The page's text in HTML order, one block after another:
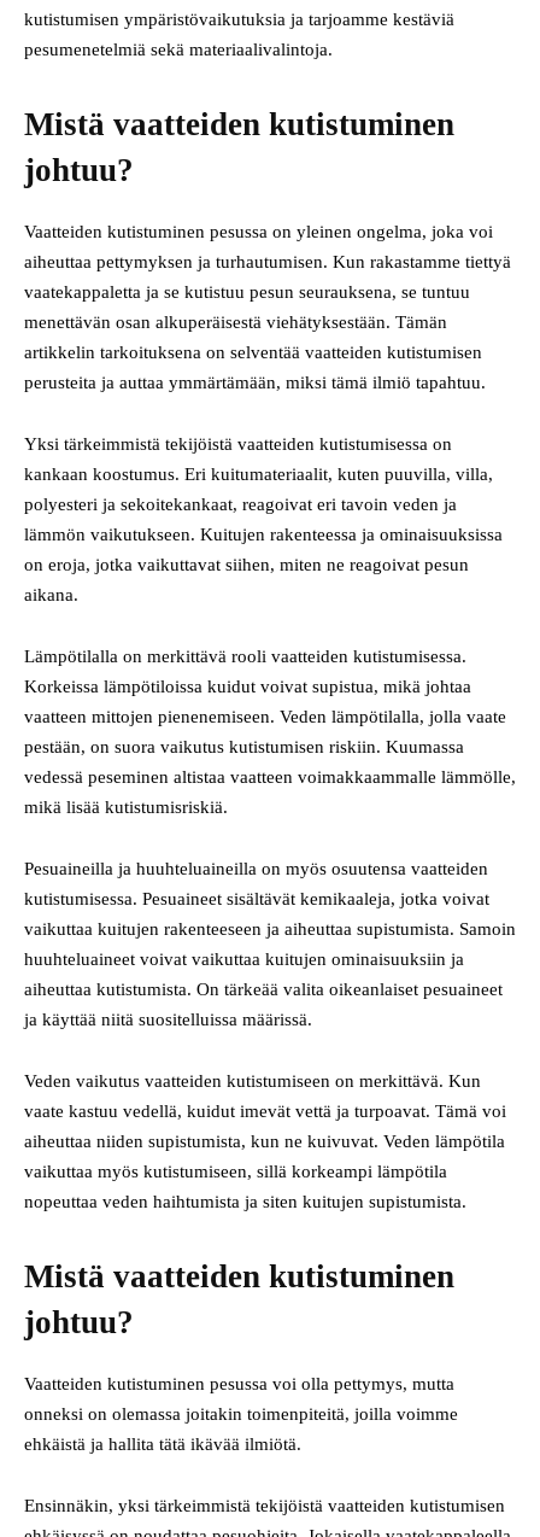
kutistumisen ympäristövaikutuksia ja tarjoamme kestäviä
pesumenetelmiä sekä materiaalivalintoja.
Mistä vaatteiden kutistuminen
johtuu?
Vaatteiden kutistuminen pesussa on yleinen ongelma, joka voi
aiheuttaa pettymyksen ja turhautumisen. Kun rakastamme tiettyä
vaatekappaletta ja se kutistuu pesun seurauksena, se tuntuu
menettävän osan alkuperäisestä viehätyksestään. Tämän
artikkelin tarkoituksena on selventää vaatteiden kutistumisen
perusteita ja auttaa ymmärtämään, miksi tämä ilmiö tapahtuu.
Yksi tärkeimmistä tekijöistä vaatteiden kutistumisessa on
kankaan koostumus. Eri kuitumateriaalit, kuten puuvilla, villa,
polyesteri ja sekoitekankaat, reagoivat eri tavoin veden ja
lämmön vaikutukseen. Kuitujen rakenteessa ja ominaisuuksissa
on eroja, jotka vaikuttavat siihen, miten ne reagoivat pesun
aikana.
Lämpötilalla on merkittävä rooli vaatteiden kutistumisessa.
Korkeissa lämpötiloissa kuidut voivat supistua, mikä johtaa
vaatteen mittojen pienenemiseen. Veden lämpötilalla, jolla vaate
pestään, on suora vaikutus kutistumisen riskiin. Kuumassa
vedessä peseminen altistaa vaatteen voimakkaammalle lämmölle,
mikä lisää kutistumisriskiä.
Pesuaineilla ja huuhteluaineilla on myös osuutensa vaatteiden
kutistumisessa. Pesuaineet sisältävät kemikaaleja, jotka voivat
vaikuttaa kuitujen rakenteeseen ja aiheuttaa supistumista. Samoin
huuhteluaineet voivat vaikuttaa kuitujen ominaisuuksiin ja
aiheuttaa kutistumista. On tärkeää valita oikeanlaiset pesuaineet
ja käyttää niitä suositelluissa määrissä.
Veden vaikutus vaatteiden kutistumiseen on merkittävä. Kun
vaate kastuu vedellä, kuidut imevät vettä ja turpoavat. Tämä voi
aiheuttaa niiden supistumista, kun ne kuivuvat. Veden lämpötila
vaikuttaa myös kutistumiseen, sillä korkeampi lämpötila
nopeuttaa veden haihtumista ja siten kuitujen supistumista.
Mistä vaatteiden kutistuminen
johtuu?
Vaatteiden kutistuminen pesussa voi olla pettymys, mutta
onneksi on olemassa joitakin toimenpiteitä, joilla voimme
ehkäistä ja hallita tätä ikävää ilmiötä.
Ensinnäkin, yksi tärkeimmistä tekijöistä vaatteiden kutistumisen